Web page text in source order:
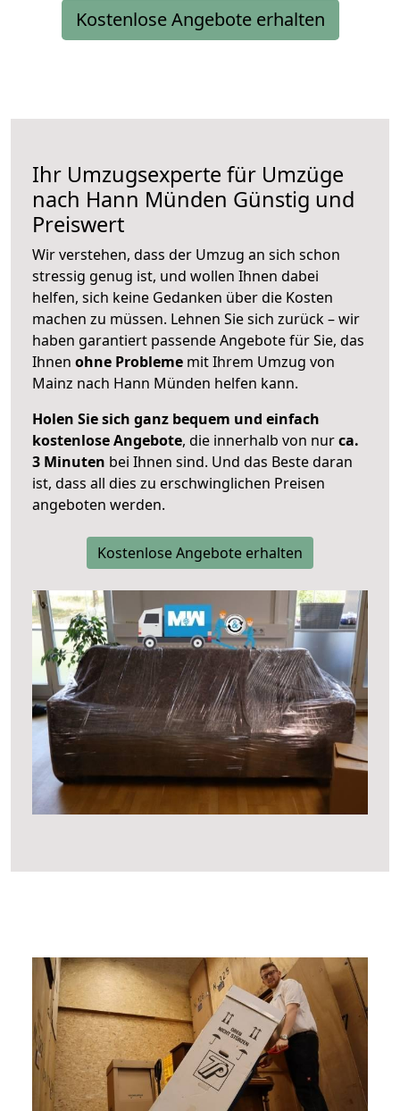
Kostenlose Angebote erhalten
Ihr Umzugsexperte für Umzüge
nach Hann Münden Günstig und
Preiswert
Wir verstehen, dass der Umzug an sich schon
stressig genug ist, und wollen Ihnen dabei
helfen, sich keine Gedanken über die Kosten
machen zu müssen. Lehnen Sie sich zurück – wir
haben garantiert passende Angebote für Sie, das
Ihnen ohne Probleme mit Ihrem Umzug von
Mainz nach Hann Münden helfen kann.
Holen Sie sich ganz bequem und einfach
kostenlose Angebote, die innerhalb von nurca.
3 Minuten bei Ihnen sind. Und das Beste daran
ist, dass all dies zu erschwinglichen Preisen
angeboten werden.
Kostenlose Angebote erhalten